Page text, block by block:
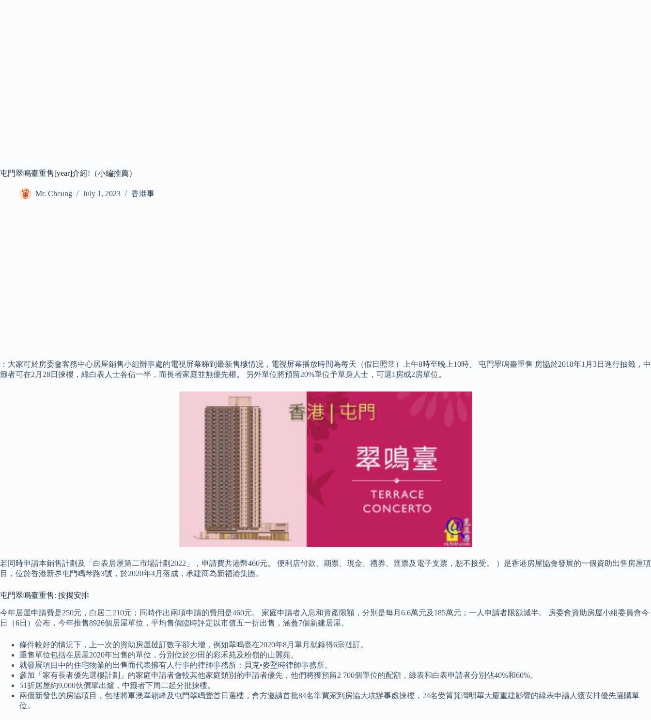
屯門翠鳴臺重售[year]介紹!（小編推薦）
Mr. Cheung July 1, 2023 香港事
：大家可於房委會客務中心居屋銷售小組辦事處的電視屏幕睇到最新售樓情况，電視屏幕播放時間為每天（假日照常）上午8時至晚上10時。 屯門翠鳴臺重售 房協於2018年1月3日進行抽籤，中
籤者可在2月28日揀樓，綠白表人士各佔一半，而長者家庭並無優先權。 另外單位將預留20%單位予單身人士，可選1房或2房單位。
若同時申請本銷售計劃及「白表居屋第二市場計劃2022」，申請費共港幣460元。 便利店付款、期票、現金、禮券、匯票及電子支票，恕不接受。 ）是香港房屋協會發展的一個資助出售房屋項
目，位於香港新界屯門鳴琴路3號，於2020年4月落成，承建商為新福港集團。
屯門翠鳴臺重售: 按揭安排
今年居屋申請費是250元，白居二210元；同時作出兩項申請的費用是460元。 家庭申請者入息和資產限額，分別是每月6.6萬元及185萬元；一人申請者限額減半。 房委會資助房屋小組委員會今
日（6日）公布，今年推售8926個居屋單位，平均售價臨時評定以市值五一折出售，涵蓋7個新建居屋。
條件較好的情況下，上一次的資助房屋撻訂數字卻大增，例如翠鳴臺在2020年8月單月就錄得6宗撻訂。
重售單位包括在居屋2020年出售的單位，分別位於沙田的彩禾苑及粉嶺的山麗苑。
就發展項目中的住宅物業的出售而代表擁有人行事的律師事務所：貝克•麥堅時律師事務所。
參加「家有長者優先選樓計劃」的家庭申請者會較其他家庭類別的申請者優先，他們將獲預留2 700個單位的配額，綠表和白表申請者分別佔40%和60%。
51折居屋約9,000伙價單出爐，中籤者下周二起分批揀樓。
兩個新發售的房協項目，包括將軍澳翠嶺峰及屯門翠鳴壹首日選樓，會方邀請首批84名準買家到房協大坑辦事處揀樓，24名受筲箕灣明華大廈重建影響的綠表申請人獲安排優先選購單
位。